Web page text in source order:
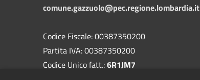
comune.gazzuolo@pec.regione.lombardia.it
Codice Fiscale: 00387350200
Partita IVA: 00387350200
Codice Unico fatt.:6R1JM7